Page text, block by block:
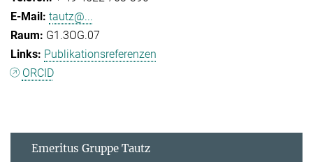
tautz@...
G1.3OG.07
Publikationsreferenzen
ORCID
Emeritus Gruppe Tautz